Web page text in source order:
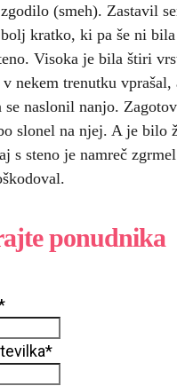
(smeh). Zastavil
kratko, ki pa še ni
Visoka je bila štiri
nekem trenutku vprašal,
se naslonil nanjo.
slonel na njej. A je bilo
s steno je namreč
ponudnika
*